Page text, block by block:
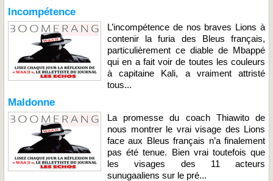
Incompétence
L’incompétence de nos braves Lions à
contenir la furia des Bleus français,
particulièrement ce diable de Mbappé
qui en a fait voir de toutes les couleurs
à capitaine Kali, a vraiment attristé
tous...
Maldonne
La promesse du coach Thiawito de
nous montrer le vrai visage des Lions
face aux Bleus français n’a finalement
pas été tenue. Bien vrai toutefois que
les visages des 11 acteurs
sunugaaliens sur le pré...